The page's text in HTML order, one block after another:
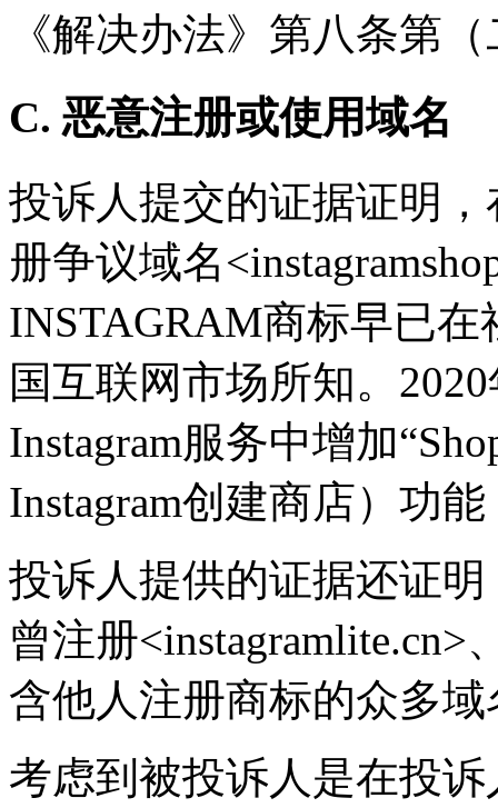
《解决办法》第八条第
C. 恶意注册或使用域名
投诉人提交的证据证明
册争议域名
INSTAGRAM商标早已
国互联网市场所知。
Instagram服务中增加
Instagram创建商店）功
投诉人提供的证据还证
曾注册<instagramlite.cn>
含他人注册商标的众多域
考虑到被投诉人是在投诉